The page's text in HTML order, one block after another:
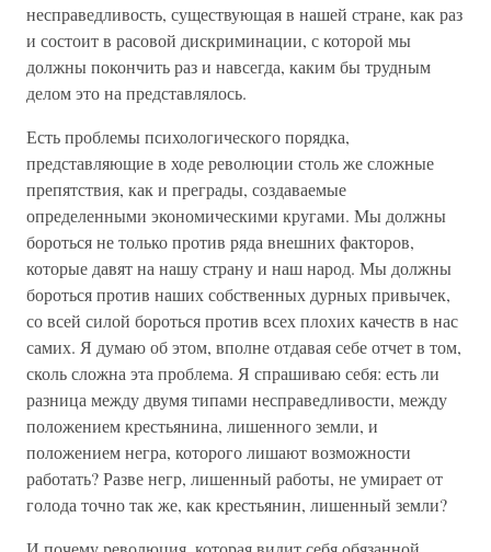
несправедливость, существующая в нашей стране, как раз
и состоит в расовой дискриминации, с которой мы
должны покончить раз и навсегда, каким бы трудным
делом это на представлялось.
Есть проблемы психологического порядка,
представляющие в ходе революции столь же сложные
препятствия, как и преграды, создаваемые
определенными экономическими кругами. Мы должны
бороться не только против ряда внешних факторов,
которые давят на нашу страну и наш народ. Мы должны
бороться против наших собственных дурных привычек,
со всей силой бороться против всех плохих качеств в нас
самих. Я думаю об этом, вполне отдавая себе отчет в том,
сколь сложна эта проблема. Я спрашиваю себя: есть ли
разница между двумя типами несправедливости, между
положением крестьянина, лишенного земли, и
положением негра, которого лишают возможности
работать? Разве негр, лишенный работы, не умирает от
голода точно так же, как крестьянин, лишенный земли?